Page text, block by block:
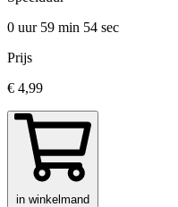
0 uur 59 min 54 sec
Prijs
€ 4,99
in winkelmand